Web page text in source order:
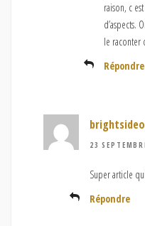
raison, c
d’aspects.
le raconter
Répondre
23
Super article
Répondre